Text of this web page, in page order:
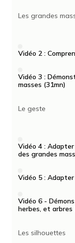
Les grandes
Vidéo 2 :
Vidéo 3 :
masses (31mn)
Le geste
Vidéo 4 :
des grandes
Vidéo 5 :
Vidéo 6 -
herbes, et arbres
Les silhouettes